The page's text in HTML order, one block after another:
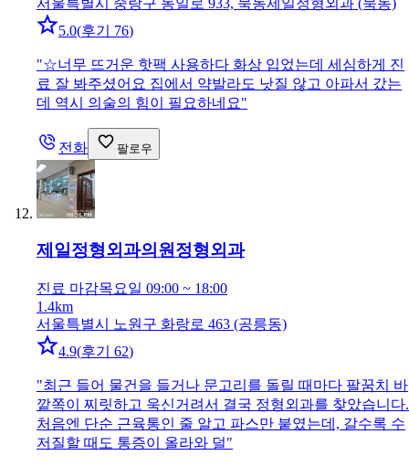
5.0(후기 76)
"☆너무 뜨거운 핫팩 사용하다 화상 입었는데 세심하게 진
료 잘 봐주셨어요 집에서 약발라도 낫질 않고 아파서 갔는
데 역시 의술의 힘이 필요하네요"
전화 팔로우
제일정형외과의원정형외과
진료 마감목요일 09:00 ~ 18:00
1.4km
서울특별시 노원구 화랑로 463 (공릉동)
4.9(후기 62)
"최근 들어 물건을 들거나 문고리를 돌릴 때마다 팔꿈치 바
깥쪽이 찌릿하고 욱신거려서 결국 정형외과를 찾았습니다.
처음엔 단순 근육통인 줄 알고 파스만 붙였는데, 갈수록 수
저질할 때도 통증이 올라와 덜"